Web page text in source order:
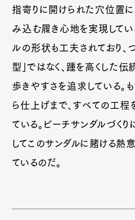
指寄りに開けられた穴位置に
み込む履き心地を実現してい
ルの形状も工夫されており、
型」ではなく、踵を高くした伝
歩きやすさを追求している。
ら仕上げまで、すべての工
ている。ビーチサンダルづく
してこのサンダルに賭ける熱
ているのだ。